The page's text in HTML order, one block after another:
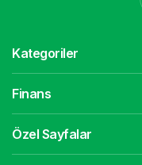
Kategoriler
Finans
Özel Sayfalar